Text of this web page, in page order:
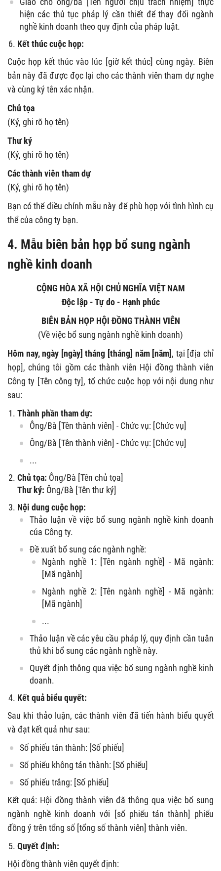
hiện các thủ tục pháp lý cần thiết để thay đổi ngành
nghề kinh doanh theo quy định của pháp luật.
Kết thúc cuộc họp:
Cuộc họp kết thúc vào lúc [giờ kết thúc] cùng ngày. Biên
bản này đã được đọc lại cho các thành viên tham dự nghe
và cùng ký tên xác nhận.
Chủ tọa
(Ký, ghi rõ họ tên)
Thư ký
(Ký, ghi rõ họ tên)
Các thành viên tham dự
(Ký, ghi rõ họ tên)
Bạn có thể điều chỉnh mẫu này để phù hợp với tình hình cụ
thể của công ty bạn.
4. Mẫu biên bản họp bổ sung ngành
nghề kinh doanh
CỘNG HÒA XÃ HỘI CHỦ NGHĨA VIỆT NAM
Độc lập - Tự do - Hạnh phúc
BIÊN BẢN HỌP HỘI ĐỒNG THÀNH VIÊN
(Về việc bổ sung ngành nghề kinh doanh)
Hôm nay, ngày [ngày] tháng [tháng] năm [năm], tại [địa chỉ
họp], chúng tôi gồm các thành viên Hội đồng thành viên
Công ty [Tên công ty], tổ chức cuộc họp với nội dung như
sau:
Thành phần tham dự:
Ông/Bà [Tên thành viên] - Chức vụ: [Chức vụ]
Ông/Bà [Tên thành viên] - Chức vụ: [Chức vụ]
...
Chủ tọa: Ông/Bà [Tên chủ tọa]
Thư ký: Ông/Bà [Tên thư ký]
Nội dung cuộc họp:
Thảo luận về việc bổ sung ngành nghề kinh doanh
của Công ty.
Đề xuất bổ sung các ngành nghề:
Ngành nghề 1: [Tên ngành nghề] - Mã ngành:
[Mã ngành]
Ngành nghề 2: [Tên ngành nghề] - Mã ngành:
[Mã ngành]
...
Thảo luận về các yêu cầu pháp lý, quy định cần tuân
thủ khi bổ sung các ngành nghề này.
Quyết định thông qua việc bổ sung ngành nghề kinh
doanh.
Kết quả biểu quyết:
Sau khi thảo luận, các thành viên đã tiến hành biểu quyết
và đạt kết quả như sau:
Số phiếu tán thành: [Số phiếu]
Số phiếu không tán thành: [Số phiếu]
Số phiếu trắng: [Số phiếu]
Kết quả: Hội đồng thành viên đã thông qua việc bổ sung
ngành nghề kinh doanh với [số phiếu tán thành] phiếu
đồng ý trên tổng số [tổng số thành viên] thành viên.
Quyết định:
Hội đồng thành viên quyết định: